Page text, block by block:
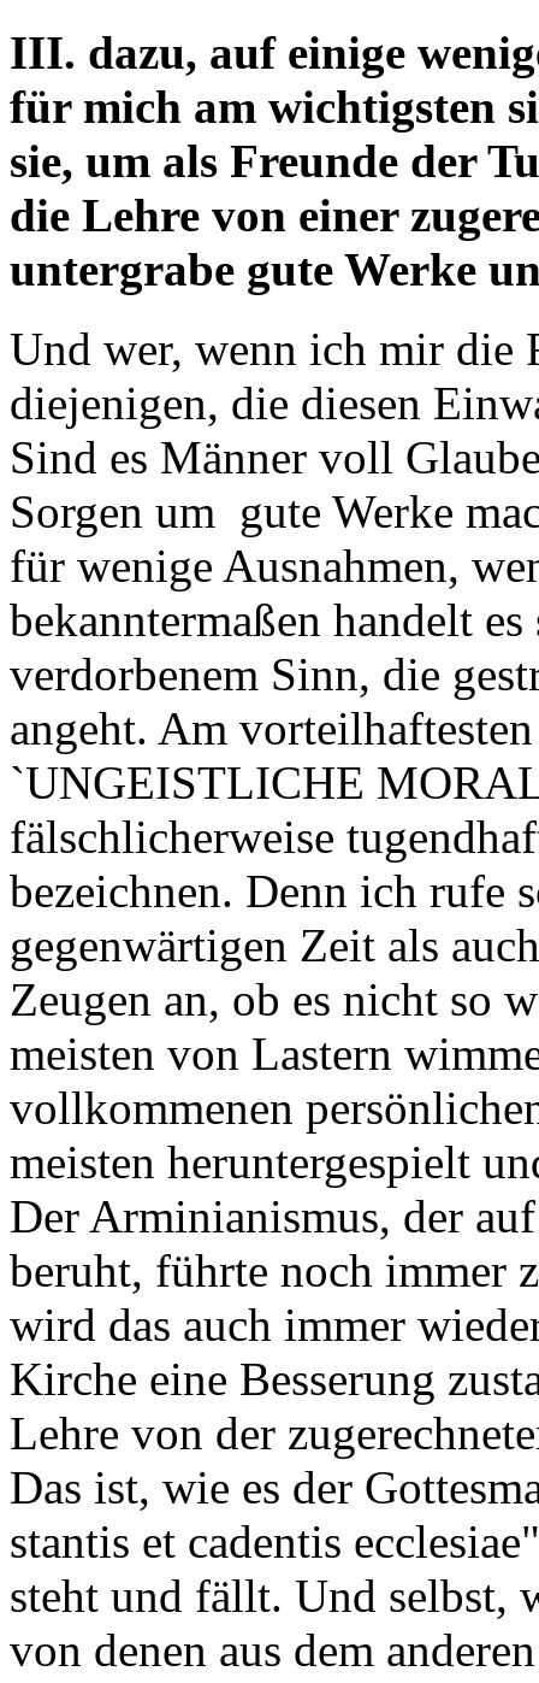
III. dazu, auf einige
für mich am wichtigsten
sie, um als Freunde der
die Lehre von einer
untergrabe gute Werke
Und wer, wenn ich mir die
diejenigen, die diesen
Sind es Männer voll
Sorgen um gute Werke
für wenige Ausnahmen,
bekanntermaßen handelt
verdorbenem Sinn, die
angeht. Am
`UNGEISTLICHE
fälschlicherweise
bezeichnen. Denn ich rufe
gegenwärtigen Zeit als
Zeugen an, ob es nicht so
meisten von Lastern
vollkommenen
meisten heruntergespielt
Der Arminianismus, der
beruht, führte noch immer
wird das auch immer
Kirche eine Besserung
Lehre von der
Das ist, wie es der
stantis et cadentis
steht und fällt. Und selbst,
von denen aus dem